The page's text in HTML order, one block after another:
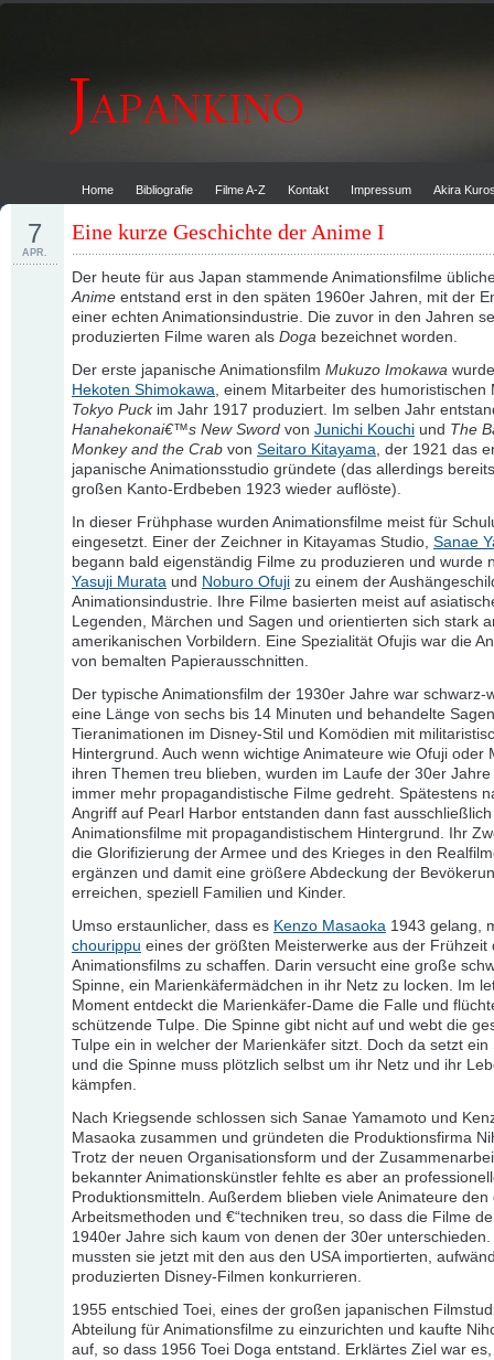
Home Bibliografie Filme A-Z Kontakt Impressum Akira
Eine kurze Geschichte der Anime I
7
APR.
Der heute für aus Japan stammende Animationsfilme
Anime entstand erst in den späten 1960er Jahren, mit der
einer echten Animationsindustrie. Die zuvor in den Jahren
produzierten Filme waren als Doga bezeichnet worden.
Der erste japanische Animationsfilm Mukuzo Imokawa
Hekoten Shimokawa, einem Mitarbeiter des humoristischen
Tokyo Puckim Jahr 1917 produziert. Im selben Jahr
Hanahekonai€™s New Sword von Junichi Kouchi und The
Monkey and the Crab von Seitaro Kitayama, der 1921 das
japanische Animationsstudio gründete (das allerdings
großen Kanto-Erdbeben 1923 wieder auflöste).
In dieser Frühphase wurden Animationsfilme meist für
eingesetzt. Einer der Zeichner in Kitayamas Studio, Sanae
begann bald eigenständig Filme zu produzieren und wurde
Yasuji Murata und Noburo Ofuji zu einem der
Animationsindustrie. Ihre Filme basierten meist auf
Legenden, Märchen und Sagen und orientierten sich stark
amerikanischen Vorbildern. Eine Spezialität Ofujis war die
von bemalten Papierausschnitten.
Der typische Animationsfilm der 1930er Jahre war schwarz-
eine Länge von sechs bis 14 Minuten und behandelte
Tieranimationen im Disney-Stil und Komödien mit
Hintergrund. Auch wenn wichtige Animateure wie Ofuji oder
ihren Themen treu blieben, wurden im Laufe der 30er Jahre
immer mehr propagandistische Filme gedreht. Spätestens
Angriff auf Pearl Harbor entstanden dann fast ausschließlich
Animationsfilme mit propagandistischem Hintergrund. Ihr
die Glorifizierung der Armee und des Krieges in den
ergänzen und damit eine größere Abdeckung der
erreichen, speziell Familien und Kinder.
Umso erstaunlicher, dass es Kenzo Masaoka 1943 gelang,
chourippu eines der größten Meisterwerke aus der Frühzeit
Animationsfilms zu schaffen. Darin versucht eine große
Spinne, ein Marienkäfermädchen in ihr Netz zu locken. Im
Moment entdeckt die Marienkäfer-Dame die Falle und
schützende Tulpe. Die Spinne gibt nicht auf und webt die
Tulpe ein in welcher der Marienkäfer sitzt. Doch da setzt ein
und die Spinne muss plötzlich selbst um ihr Netz und ihr
kämpfen.
Nach Kriegsende schlossen sich Sanae Yamamoto und
Masaoka zusammen und gründeten die Produktionsfirma
Trotz der neuen Organisationsform und der
bekannter Animationskünstler fehlte es aber an
Produktionsmitteln. Außerdem blieben viele Animateure den
Arbeitsmethoden und €“techniken treu, so dass die Filme
1940er Jahre sich kaum von denen der 30er unterschieden.
mussten sie jetzt mit den aus den USA importierten,
produzierten Disney-Filmen konkurrieren.
1955 entschied Toei, eines der großen japanischen
Abteilung für Animationsfilme zu einzurichten und kaufte
auf, so dass 1956 Toei Doga entstand. Erklärtes Ziel war